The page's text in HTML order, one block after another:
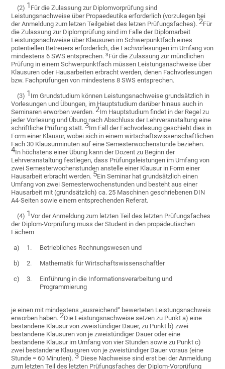
(2) 1 Für die Zulassung zur Diplomvorprüfung sind
Leistungsnachweise über Propaedeutika erforderlich (vorzulegen bei
der Anmeldung zum letzen Teilgebiet des letzen Prüfungsfaches). 2Für
die Zulassung zur Diplomprüfung sind im Falle der Diplomarbeit
Leistungsnachweise über Klausuren im Schwerpunktfach eines
potentiellen Betreuers erforderlich, die Fachvorlesungen im Umfang von
mindestens 6 SWS entsprechen.3Für die Zulassung zur mündlichen
Prüfung in einem Schwerpunktfach müssen Leistungsnachweise über
Klausuren oder Hausarbeiten erbracht werden, denen Fachvorlesungen
bzw. Fachprüfungen von mindestens 8 SWS entsprechen.
(3) 1 Im Grundstudium können Leistungsnachweise grundsätzlich in
Vorlesungen und Übungen, im Hauptstudium darüber hinaus auch in
Seminaren erworben werden. 2Im Hauptstudium findet in der Regel zu
jeder Vorlesung und Übung nach Abschluss der Lehrveranstaltung eine
schriftliche Prüfung statt.3Im Fall der Fachvorlesung geschieht dies in
Form einer Klausur, wobei sich in einem wirtschaftswissenschaftlichen
Fach 30 Klausurminuten auf eine Semesterwochenstunde beziehen.
4In höchstens einer Übung kann der Dozent zu Beginn der
Lehrveranstaltung festlegen, dass Prüfungsleistungen im Umfang von
zwei Semesterwochenstunden anstelle einer Klausur in Form einer
Hausarbeit erbracht werden. 5Ein Seminar hat grundsätzlich einen
Umfang von zwei Semesterwochenstunden und besteht aus einer
Hausarbeit mit (grundsätzlich) ca. 25 Maschinen geschriebenen DIN
A4-Seiten sowie einem entsprechenden Referat.
(4) 1Vor der Anmeldung zum letzten Teil des letzten Prüfungsfaches
der Diplom-Vorprüfung muss der Student in den propädeutischen
Fächern
a) 1. Betriebliches Rechnungswesen und
b) 2. Mathematik für Wirtschaftswissenschaftler
c) 3.
Einführung in die Informationsverarbeitung und
Programmierung
je einen mit mindestens „ausreichend“ bewerteten Leistungsnachweis
erworben haben. 2Die Leistungsnachweise setzen zu Punkt a) eine
bestandene Klausur von zweistündiger Dauer, zu Punkt b) zwei
bestandene Klausuren von je zweistündiger Dauer oder eine
bestandene Klausur im Umfang von vier Stunden sowie zu Punkt c)
zwei bestandene Klausuren von je zweistündiger Dauer voraus (eine
Stunde = 60 Minuten).3 Diese Nachweise sind erst bei der Anmeldung
zum letzten Teil des letzten Prüfungsfaches der Diplom-Vorprüfung